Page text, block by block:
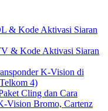
& Kode Aktivasi Siaran
& Kode Aktivasi Siaran
K-Vision di
4)
Cling dan Cara
Vision Bromo, Cartenz